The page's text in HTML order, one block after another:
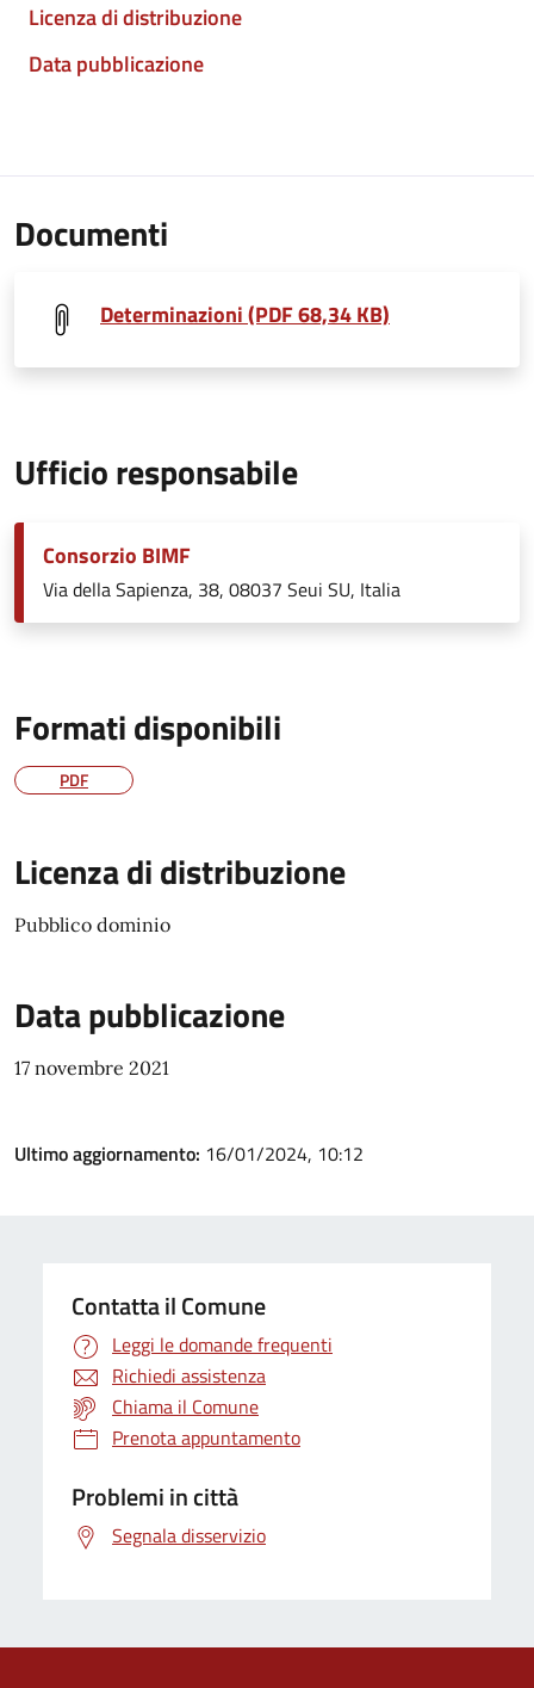
Licenza di distribuzione
Data pubblicazione
Documenti
Determinazioni (PDF 68,34 KB)
Ufficio responsabile
Consorzio BIMF
Via della Sapienza, 38, 08037 Seui SU, Italia
Formati disponibili
PDF
Licenza di distribuzione
Pubblico dominio
Data pubblicazione
17 novembre 2021
Ultimo aggiornamento: 16/01/2024, 10:12
Contatta il Comune
Leggi le domande frequenti
Richiedi assistenza
Chiama il Comune
Prenota appuntamento
Problemi in città
Segnala disservizio